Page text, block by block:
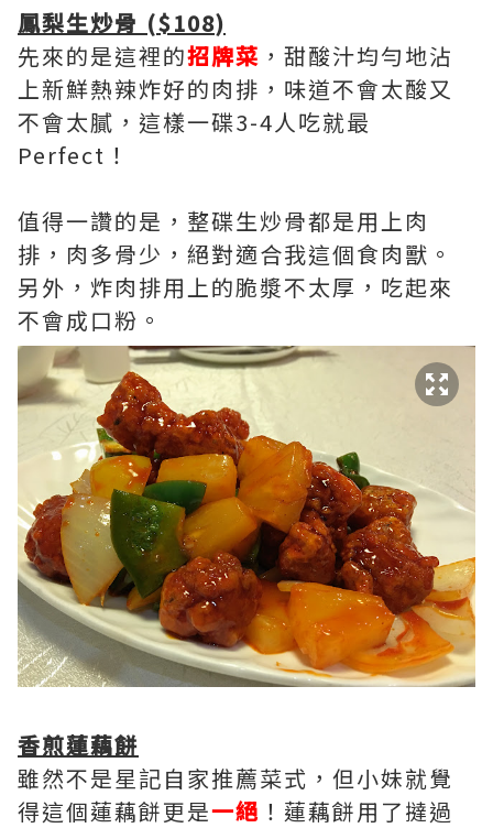
鳳梨生炒骨 ($108)
先來的是這裡的招牌菜 ，甜酸汁均勻地沾
上新鮮熱辣炸好的肉排，味道不會太酸又
不會太膩，這樣一碟3-4人吃就最
Perfect！
值得一讚的是，整碟生炒骨都是用上肉
排，肉多骨少，絕對適合我這個食肉獸。
另外，炸肉排用上的脆漿不太厚，吃起來
不會成口粉。
香煎蓮藕餅
雖然不是星記自家推薦菜式，但小妹就覺
得這個蓮藕餅更是一絕 ！蓮藕餅用了撻過